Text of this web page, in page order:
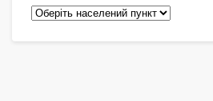
Педіатри